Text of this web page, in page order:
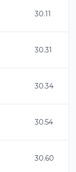
30.11
30.31
30.34
30.54
30.60